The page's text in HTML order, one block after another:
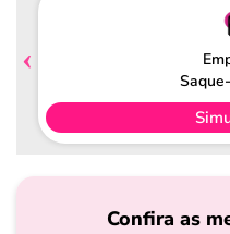
Confira as